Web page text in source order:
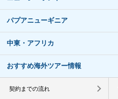
パプアニューギニア
中東・アフリカ
おすすめ海外ツアー情報
契約までの流れ